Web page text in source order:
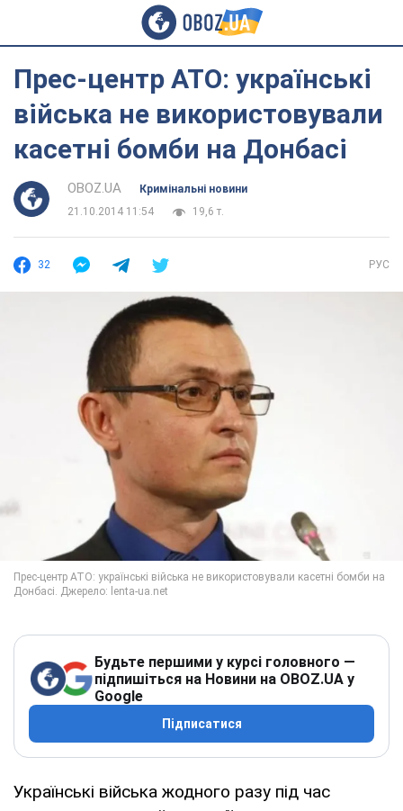
Прес-центр АТО: українські
війська не використовували
касетні бомби на Донбасі
OBOZ.UA
Кримінальні новини
21.10.2014 11:54
19,6 т.
32 РУС
Будьте першими у курсі головного —
підпишіться на Новини на OBOZ.UA у
Google
Підписатися
Українські війська жодного разу під час